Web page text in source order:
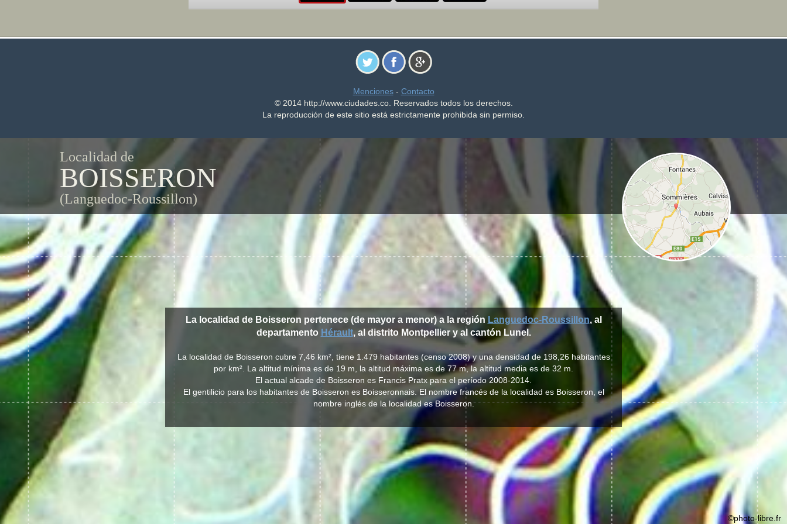
Menciones- Contacto
© 2014 http://www.ciudades.co. Reservados todos los derechos.
La reproducción de este sitio está estrictamente prohibida sin permiso.
Localidad de
BOISSERON
(Languedoc-Roussillon)
La localidad de Boisseron pertenece (de mayor a menor) a la región Languedoc-Roussillon, al
departamento Hérault, al distrito Montpellier y al cantón Lunel.
La localidad de Boisseron cubre 7,46 km², tiene 1.479 habitantes (censo 2008) y una densidad de 198,26 habitantes
por km². La altitud mínima es de 19 m, la altitud máxima es de 77 m, la altitud media es de 32 m.
El actual alcade de Boisseron es Francis Pratx para el período 2008-2014.
El gentilicio para los habitantes de Boisseron es Boisseronnais. El nombre francés de la localidad es Boisseron, el
nombre inglés de la localidad es Boisseron.
©photo-libre.fr